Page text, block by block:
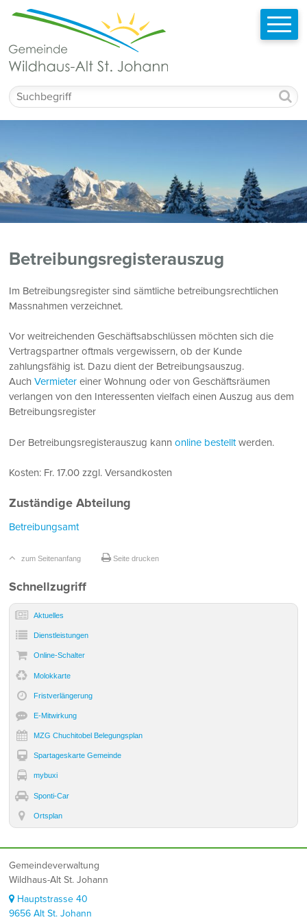
Navigieren in Wildhaus-Alt St. Johann
Schnellnavigation
Suchbegriff
Betreibungsregisterauszug
Im Betreibungsregister sind sämtliche betreibungsrechtlichen
Massnahmen verzeichnet.
Vor weitreichenden Geschäftsabschlüssen möchten sich die
Vertragspartner oftmals vergewissern, ob der Kunde
zahlungsfähig ist. Dazu dient der Betreibungsauszug.
AuchVermieter einer Wohnung oder von Geschäftsräumen
verlangen von den Interessenten vielfach einen Auszug aus dem
Betreibungsregister
Der Betreibungsregisterauszug kannonline bestelltwerden.
Kosten: Fr. 17.00 zzgl. Versandkosten
Zuständige Abteilung
Betreibungsamt
zum Seitenanfang Seite drucken
Sidebar
Schnellzugriff
Aktuelles
Dienst­leistungen
Online-Schalter
Molokkarte
Frist­verlängerung
E-Mitwirkung
MZG Chuchitobel Belegungsplan
Spartageskarte Gemeinde
mybuxi
Sponti-Car
Ortsplan
Footer
Gemeindeverwaltung
Wildhaus-Alt St. Johann
Hauptstrasse 40
9656 Alt St. Johann